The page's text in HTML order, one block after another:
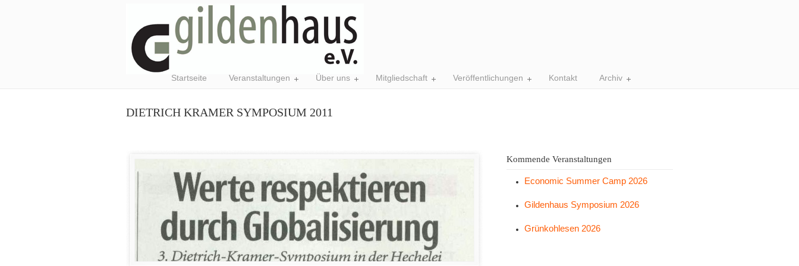
Startseite Veranstaltungen Über uns Mitgliedschaft Veröffentlichungen Kontakt Archiv
DIETRICH KRAMER SYMPOSIUM 2011
Kommende Veranstaltungen
Economic Summer Camp 2026
Gildenhaus Symposium 2026
Grünkohlesen 2026